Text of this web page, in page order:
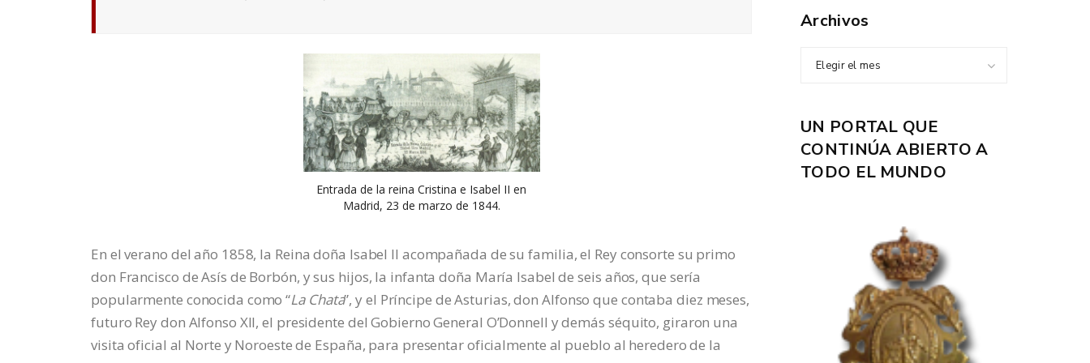
Entrada de la reina Cristina e Isabel II en
Madrid, 23 de marzo de 1844.
En el verano del año 1858, la Reina doña Isabel II acompañada de su familia, el Rey consorte su primo
don Francisco de Asís de Borbón, y sus hijos, la infanta doña María Isabel de seis años, que sería
popularmente conocida como “La Chata”, y el Príncipe de Asturias, don Alfonso que contaba diez meses,
futuro Rey don Alfonso XII, el presidente del Gobierno General O’Donnell y demás séquito, giraron una
visita oficial al Norte y Noroeste de España, para presentar oficialmente al pueblo al heredero de la
Archivos
Elegir el mes
UN PORTAL QUE
CONTINÚA ABIERTO A
TODO EL MUNDO